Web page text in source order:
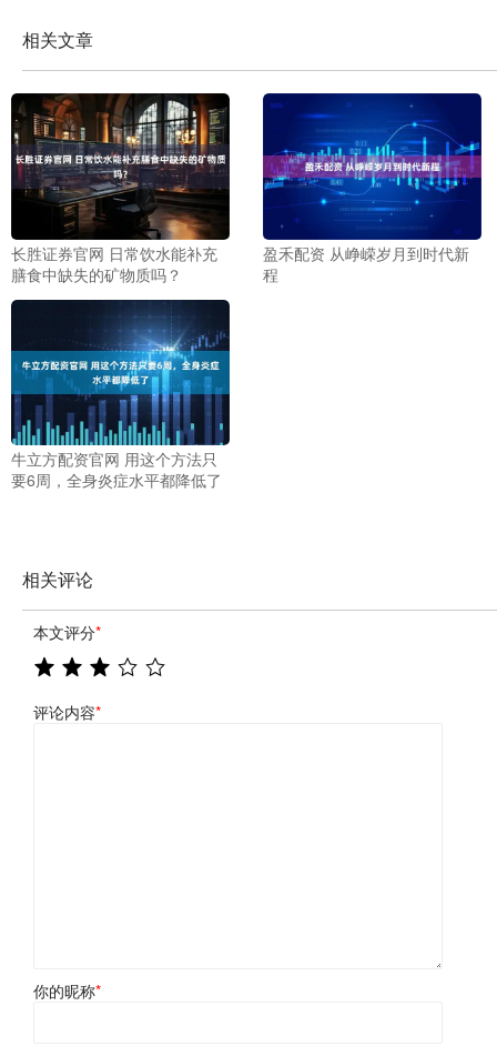
相关文章
长胜证券官网 日常饮水能补充
膳食中缺失的矿物质吗？
盈禾配资 从峥嵘岁月到时代新
程
牛立方配资官网 用这个方法只
要6周，全身炎症水平都降低了
相关评论
本文评分*
评论内容*
你的昵称*